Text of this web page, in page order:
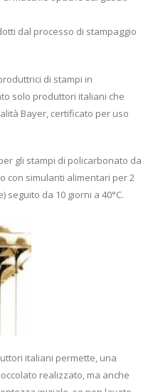
dal processo di stampaggio
di stampi in
solo produttori italiani che
Bayer, certificato per uso
gli stampi di policarbonato da
con simulanti alimentari per 2
seguito da 10 giorni a 40°C.
italiani permette, una
realizzato, ma anche